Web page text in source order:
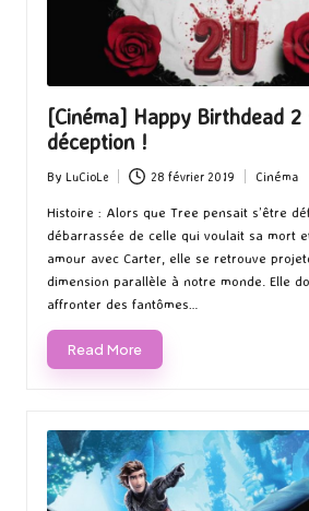
[Cinéma] Happy Birthdead 2
déception !
Posted
by
By LuCioLe 28 février 2019
Posted
in
Cinéma
Histoire : Alors que Tree pensait s’être
débarrassée de celle qui voulait sa mort
amour avec Carter, elle se retrouve
dimension parallèle à notre monde. Elle
affronter des fantômes…
Read More